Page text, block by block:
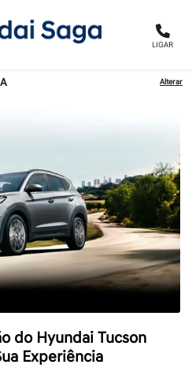
LIGAR
Alterar
do Hyundai Tucson
Experiência